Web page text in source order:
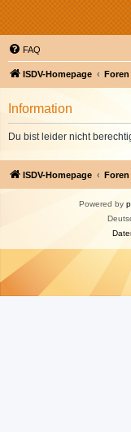
FAQ
ISDV-Homepage Foren
Information
Du bist leider nicht
ISDV-Homepage Foren
Powered by